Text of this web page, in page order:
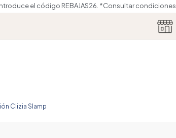
el código REBAJAS26. *Consultar condiciones
Clizia Slamp